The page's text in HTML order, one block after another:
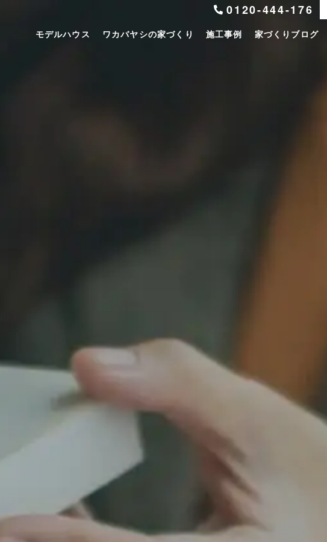
0120-444-176
モデルハウス ワカバヤシの家づくり 施工事例 家づくりブログ